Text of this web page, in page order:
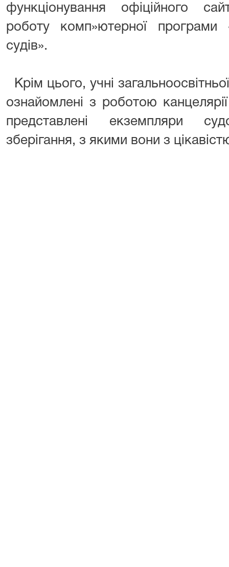
функціонування офіційного
роботу комп»ютерної програми
судів».
Крім цього, учні
ознайомлені з роботою
представлені екземпляри
зберігання, з якими вони з